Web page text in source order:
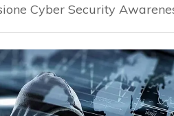
Cyber Security